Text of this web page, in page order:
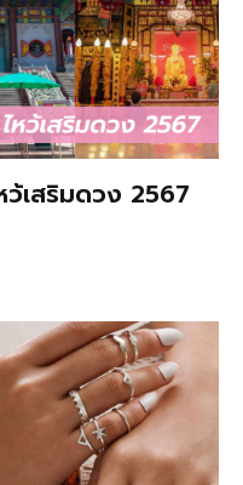
เสริมดวง 2567